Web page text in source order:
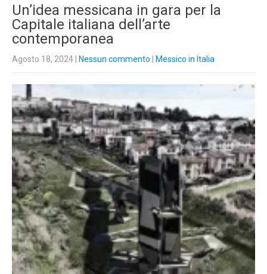
Un’idea messicana in gara per la
Capitale italiana dell’arte
contemporanea
Agosto 18, 2024 Nessun commento Messico in Italia